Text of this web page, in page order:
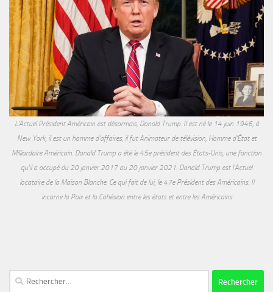
L'Actuel Président Américain est désormais, Donald Trump. Il est né le 14 juin 1946, à
New York, il est un homme d'affaires, il fut Animateur de télévision, Homme d'État et
Milliardaire Américain. Donald Trump a été le 45e président des États-Unis, une fonction
qu'il a occupé du 20 janvier 2017 au 20 janvier 2021. Donald Trump est l'Actuel
locataire de la Maison Blanche. Ce qui fait de lui, le 47e Président des Américains. Il
incarne la Paix et la Cohésion entre les états et entre les Américains
Rechercher :